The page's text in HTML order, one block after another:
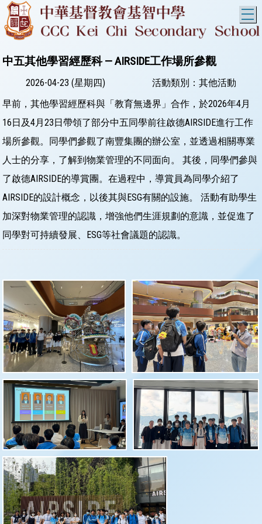
中五其他學習經歷科 — AIRSIDE工作場所參觀
2026-04-23 (星期四)
活動類別：其他活動
早前，其他學習經歷科與「教育無邊界」合作，於2026年4月
16日及4月23日帶領了部分中五同學前往啟德AIRSIDE進行工作
場所參觀。同學們參觀了南豐集團的辦公室，並透過相關專業
人士的分享，了解到物業管理的不同面向。 其後，同學們參與
了啟德AIRSIDE的導賞團。在過程中，導賞員為同學介紹了
AIRSIDE的設計概念，以後其與ESG有關的設施。 活動有助學生
加深對物業管理的認識，增強他們生涯規劃的意識，並促進了
同學對可持續發展、ESG等社會議題的認識。